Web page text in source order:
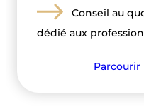
Conseil au
dédié aux